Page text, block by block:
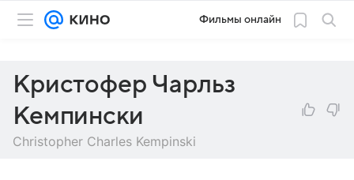
Фильмы онлайн
Кристофер Чарльз
Кемпински
Christopher Charles Kempinski